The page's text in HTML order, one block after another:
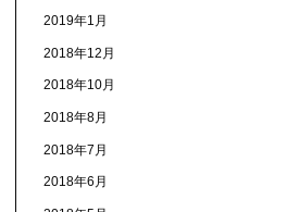
2019年1月
2018年12月
2018年10月
2018年8月
2018年7月
2018年6月